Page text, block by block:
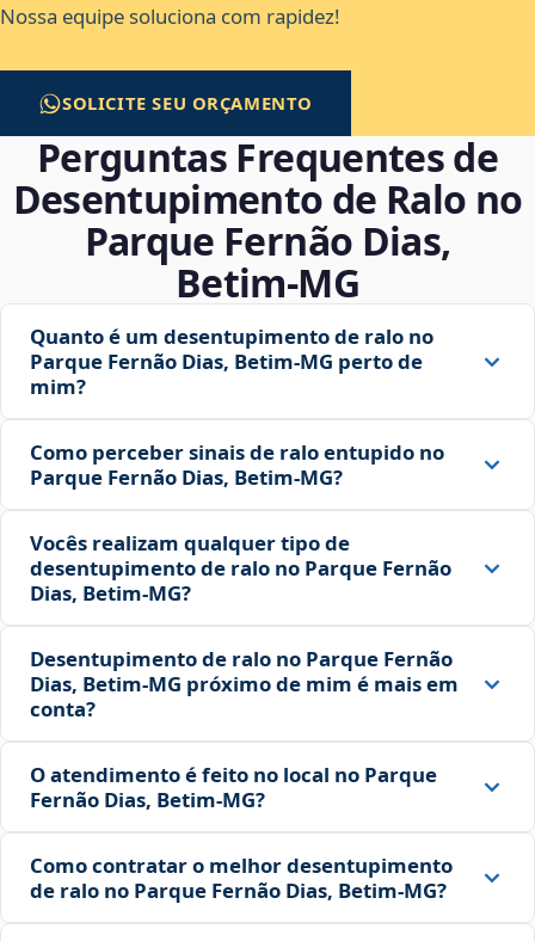
Nossa equipe soluciona com rapidez!
SOLICITE SEU ORÇAMENTO
Perguntas Frequentes de
Desentupimento de Ralo no
Parque Fernão Dias,
Betim‑MG
Quanto é um desentupimento de ralo no
Parque Fernão Dias, Betim‑MG perto de
mim?
Como perceber sinais de ralo entupido no
Parque Fernão Dias, Betim‑MG?
Vocês realizam qualquer tipo de
desentupimento de ralo no Parque Fernão
Dias, Betim‑MG?
Desentupimento de ralo no Parque Fernão
Dias, Betim‑MG próximo de mim é mais em
conta?
O atendimento é feito no local no Parque
Fernão Dias, Betim‑MG?
Como contratar o melhor desentupimento
de ralo no Parque Fernão Dias, Betim‑MG?